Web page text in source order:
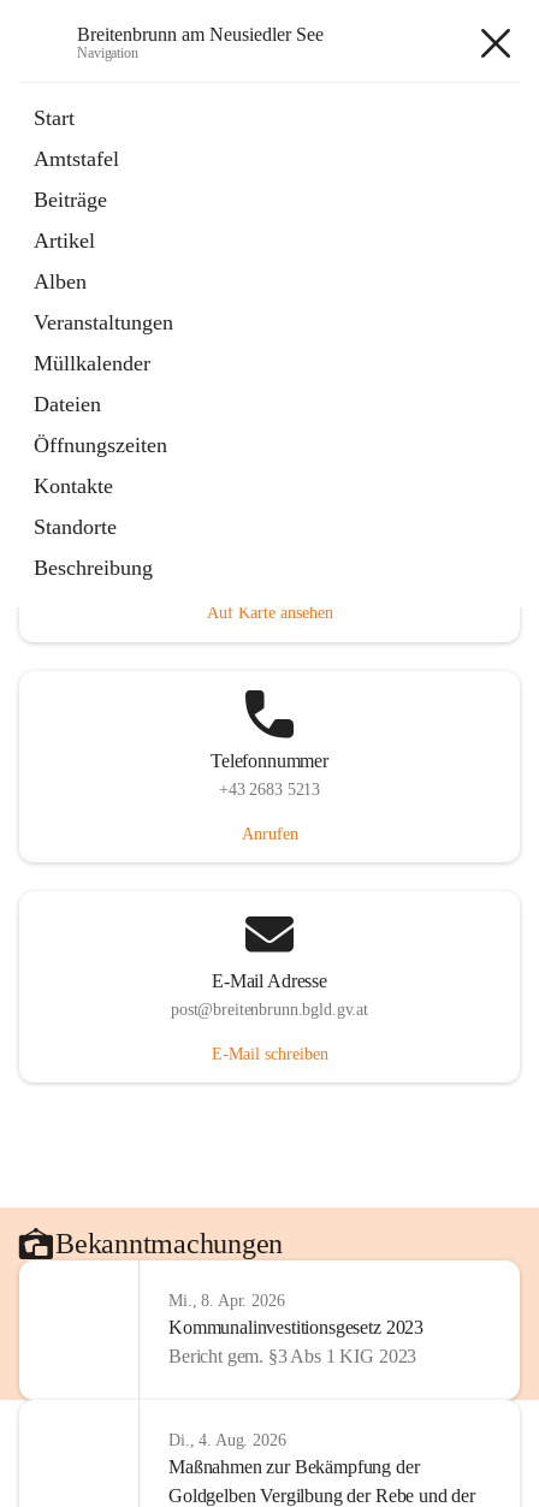
Breitenbrunn am Neusiedler See
Navigation
Start
Amtstafel
Beiträge
Artikel
Alben
Veranstaltungen
Müllkalender
Dateien
Öffnungszeiten
Kontakte
Standorte
Beschreibung
18 Schnellzugriffe
Gemeindeservice
Auf Karte ansehen
Telefonnummer
+43 2683 5213
Anrufen
E-Mail Adresse
post@breitenbrunn.bgld.gv.at
E-Mail schreiben
Bekanntmachungen
Mi., 8. Apr. 2026
Kommunalinvestitionsgesetz 2023
Bericht gem. §3 Abs 1 KIG 2023
Di., 4. Aug. 2026
Maßnahmen zur Bekämpfung der
Goldgelben Vergilbung der Rebe und der